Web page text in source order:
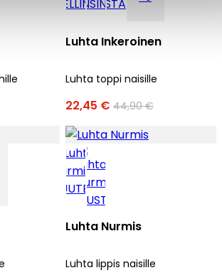
Luhta Inkeroinen
Luhta toppi naisille
22,45 € 44,90 €
Luhta Nurmis
Luhta lippis naisille